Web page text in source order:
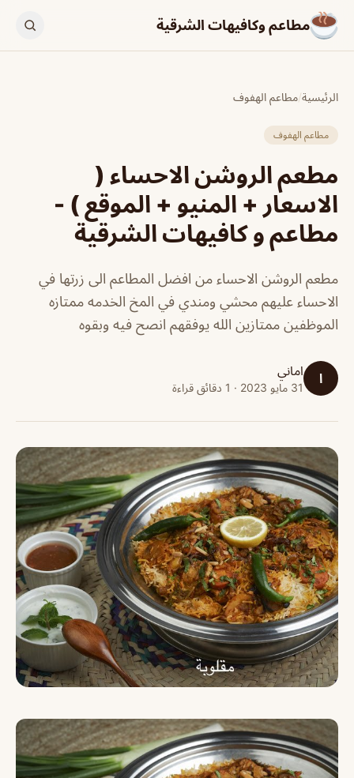
مطاعم وكافيهات الشرقية
الرئيسية/مطاعم الهفوف
مطاعم الهفوف
مطعم الروشن الاحساء (
الاسعار + المنيو + الموقع ) -
مطاعم و كافيهات الشرقية
مطعم الروشن الاحساء من افضل المطاعم الى زرتها في
الاحساء عليهم محشي ومندي في المخ الخدمه ممتازه
الموظفين ممتازين الله يوفقهم انصح فيه وبقوه
ا اماني
31 مايو 2023 · 1 دقائق قراءة